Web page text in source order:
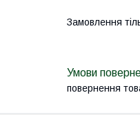
Замовлення
повернення